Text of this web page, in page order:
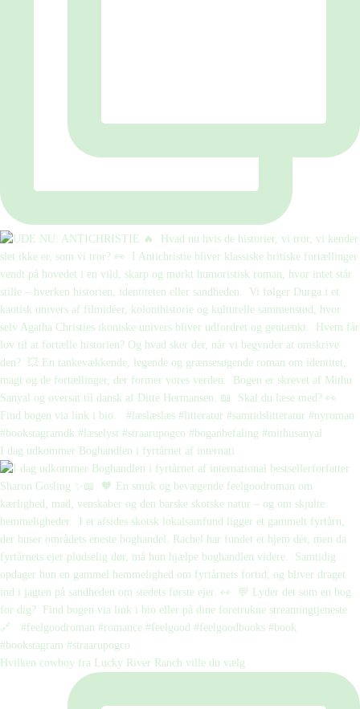
I dag udkommer Boghandlen i fyrtårnet af internati
Hvilken cowboy fra Lucky River Ranch ville du vælg